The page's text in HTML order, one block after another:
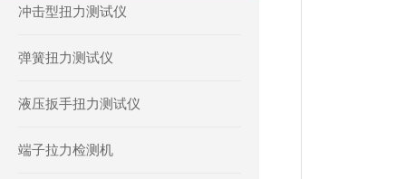
冲击型扭力测试仪
弹簧扭力测试仪
液压扳手扭力测试仪
端子拉力检测机